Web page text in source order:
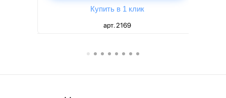
Купить в 1 клик
арт. 2169